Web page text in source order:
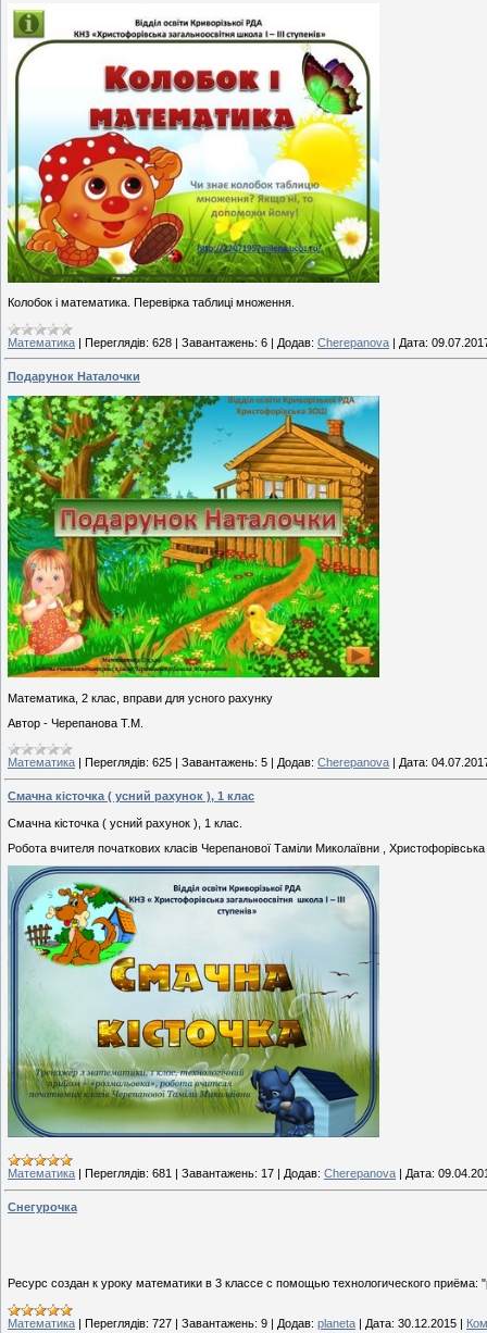
Колобок і математика. Перевірка таблиці множення.
Математика | Переглядів: 628 | Завантажень: 6 | Додав: Cherepanova | Дата:
Подарунок Наталочки
Математика, 2 клас, вправи для усного рахунку
Автор - Черепанова Т.М.
Математика | Переглядів: 625 | Завантажень: 5 | Додав: Cherepanova | Дата:
Смачна кісточка ( усний рахунок ), 1 клас
Смачна кісточка ( усний рахунок ), 1 клас.
Робота вчителя початкових класів Черепанової Таміли Миколаївни ,
Математика | Переглядів: 681 | Завантажень: 17 | Додав: Cherepanova | Дата:
Снегурочка
Ресурс создан к уроку математики в 3 классе с помощью технологического приёма:
Математика | Переглядів: 727 | Завантажень: 9 | Додав: planeta | Дата: 30.12.2015 |